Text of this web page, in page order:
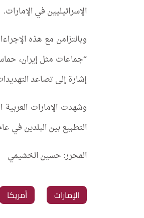
الإسرائيليين في الإمارات.
وبالتزامن مع هذه
“جماعات مثل إيران،
إشارة إلى تصاعد
وشهدت الإمارات
التطبيع بين البلدين في عام 2020 ضمن ما عُرف بـ”اتفاقات
المحرر: حسين الخشيمي​​​​​​​​​​​​​​​​
الإمارات أمريكا